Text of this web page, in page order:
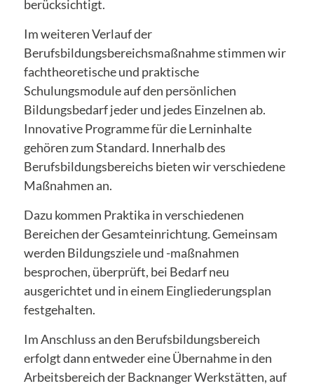
berücksichtigt.
Im weiteren Verlauf der
Berufsbildungsbereichsmaßnahme stimmen wir
fachtheoretische und praktische
Schulungsmodule auf den persönlichen
Bildungsbedarf jeder und jedes Einzelnen ab.
Innovative Programme für die Lerninhalte
gehören zum Standard. Innerhalb des
Berufsbildungsbereichs bieten wir verschiedene
Maßnahmen an.
Dazu kommen Praktika in verschiedenen
Bereichen der Gesamteinrichtung. Gemeinsam
werden Bildungsziele und -maßnahmen
besprochen, überprüft, bei Bedarf neu
ausgerichtet und in einem Eingliederungsplan
festgehalten.
Im Anschluss an den Berufsbildungsbereich
erfolgt dann entweder eine Übernahme in den
Arbeitsbereich der Backnanger Werkstätten, auf